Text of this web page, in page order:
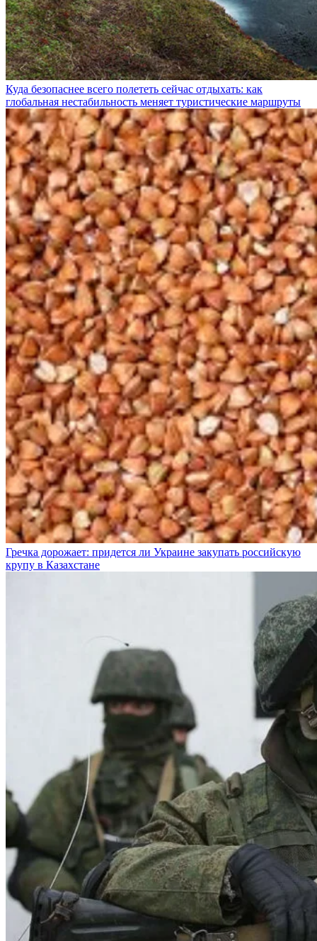
Куда безопаснее всего полететь сейчас отдыхать: как
глобальная нестабильность меняет туристические маршруты
Гречка дорожает: придется ли Украине закупать российскую
крупу в Казахстане